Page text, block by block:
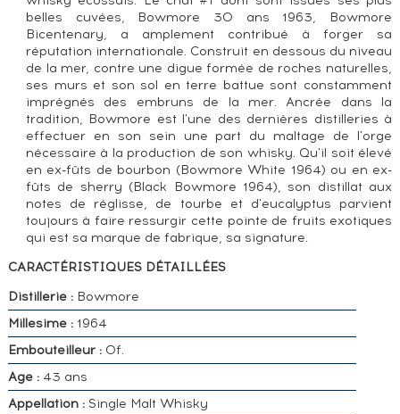
belles cuvées, Bowmore 30 ans 1963, Bowmore
Bicentenary, a amplement contribué à forger sa
réputation internationale. Construit en dessous du niveau
de la mer, contre une digue formée de roches naturelles,
ses murs et son sol en terre battue sont constamment
imprégnés des embruns de la mer. Ancrée dans la
tradition, Bowmore est l'une des dernières distilleries à
effectuer en son sein une part du maltage de l'orge
nécessaire à la production de son whisky. Qu'il soit élevé
en ex-fûts de bourbon (Bowmore White 1964) ou en ex-
fûts de sherry (Black Bowmore 1964), son distillat aux
notes de réglisse, de tourbe et d'eucalyptus parvient
toujours à faire ressurgir cette pointe de fruits exotiques
qui est sa marque de fabrique, sa signature.
CARACTÉRISTIQUES DÉTAILLÉES
Distillerie :Bowmore
Millesime :1964
Embouteilleur :Of.
Age :43 ans
Appellation :Single Malt Whisky